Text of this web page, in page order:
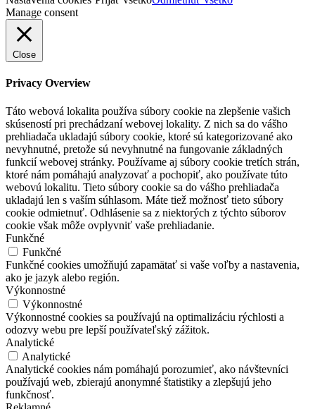
Manage consent
Close
Privacy Overview
Táto webová lokalita používa súbory cookie na zlepšenie vašich
skúseností pri prechádzaní webovej lokality. Z nich sa do vášho
prehliadača ukladajú súbory cookie, ktoré sú kategorizované ako
nevyhnutné, pretože sú nevyhnutné na fungovanie základných
funkcií webovej stránky. Používame aj súbory cookie tretích strán,
ktoré nám pomáhajú analyzovať a pochopiť, ako používate túto
webovú lokalitu. Tieto súbory cookie sa do vášho prehliadača
ukladajú len s vaším súhlasom. Máte tiež možnosť tieto súbory
cookie odmietnuť. Odhlásenie sa z niektorých z týchto súborov
cookie však môže ovplyvniť vaše prehliadanie.
Funkčné
Funkčné
Funkčné cookies umožňujú zapamätať si vaše voľby a nastavenia,
ako je jazyk alebo región.
Výkonnostné
Výkonnostné
Výkonnostné cookies sa používajú na optimalizáciu rýchlosti a
odozvy webu pre lepší používateľský zážitok.
Analytické
Analytické
Analytické cookies nám pomáhajú porozumieť, ako návštevníci
používajú web, zbierajú anonymné štatistiky a zlepšujú jeho
funkčnosť.